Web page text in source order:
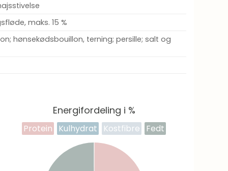
maks. 15 %
hønsekødsbouillon, terning; persille; salt og
Energifordeling i %
Protein Kulhydrat Kostfibre Fedt